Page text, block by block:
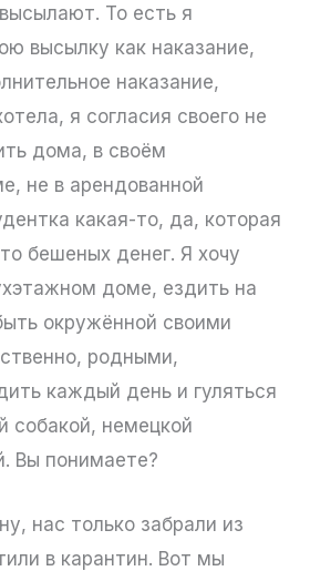
То есть я
высылку как наказание,
наказание,
я согласия своего не
дома, в своём
не в арендованной
какая-то, да, которая
бешеных денег. Я хочу
доме, ездить на
окружённой своими
родными,
каждый день и гуляться
собакой, немецкой
Вы понимаете?
нас только забрали из
в карантин. Вот мы